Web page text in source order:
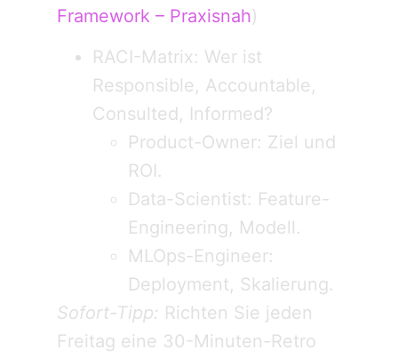
Framework – Praxisnah)
RACI-Matrix: Wer ist
Responsible, Accountable,
Consulted, Informed?
Product-Owner: Ziel und
ROI.
Data-Scientist: Feature-
Engineering, Modell.
MLOps-Engineer:
Deployment, Skalierung.
Sofort-Tipp: Richten Sie jeden
Freitag eine 30-Minuten-Retro